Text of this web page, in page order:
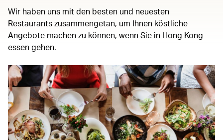
Wir haben uns mit den besten und neuesten
Restaurants zusammengetan, um Ihnen köstliche
Angebote machen zu können, wenn Sie in Hong Kong
essen gehen.